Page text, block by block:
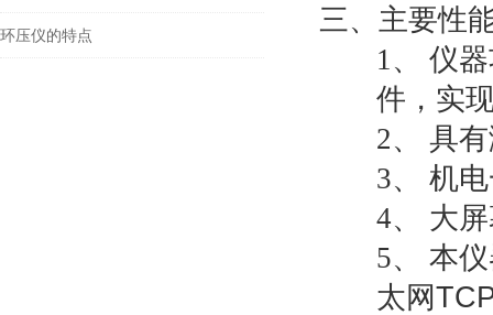
环压仪的特点
三、主要性
1、 仪
件，实
2、 具
3、 机
4、 大
5、 本
太网